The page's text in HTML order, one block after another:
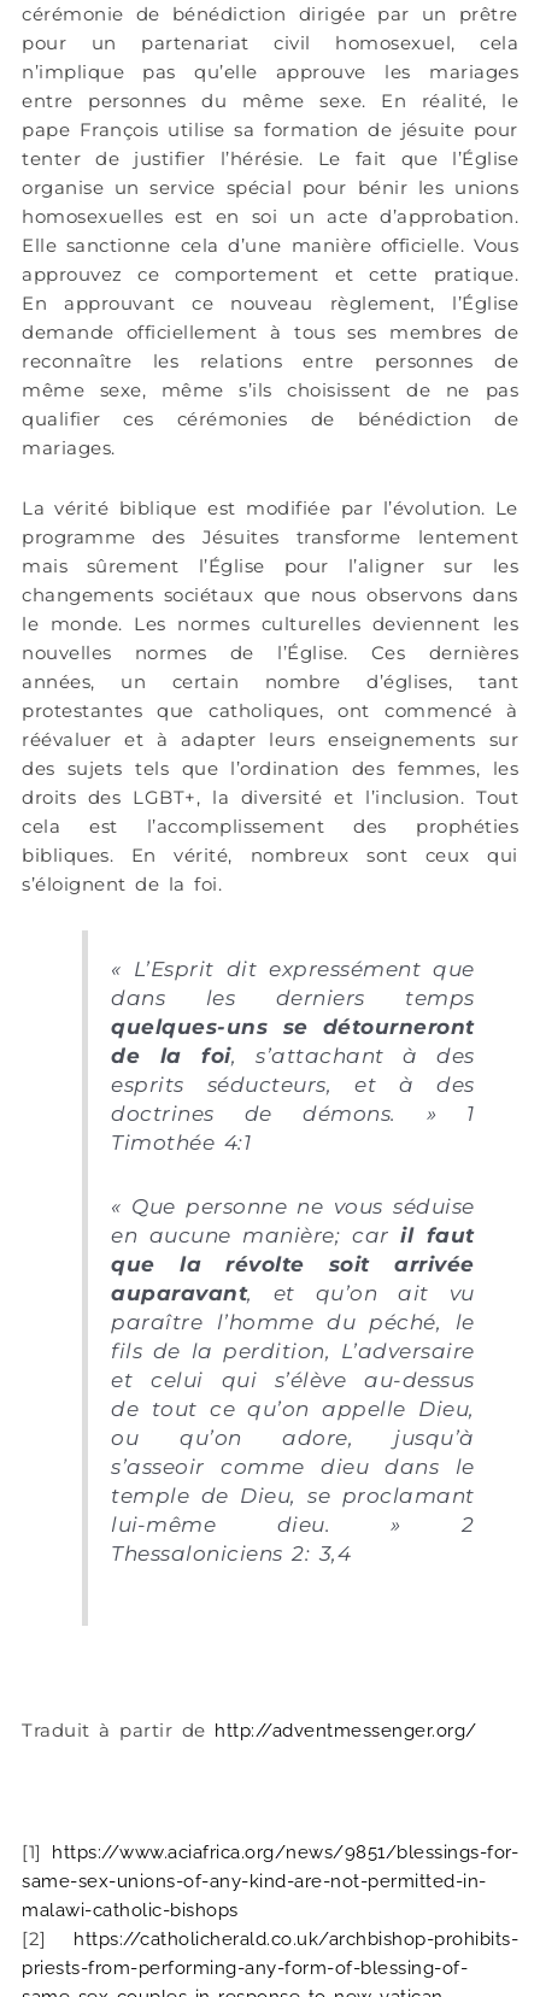
cérémonie de bénédiction dirigée par un prêtre
pour un partenariat civil homosexuel, cela
n’implique pas qu’elle approuve les mariages
entre personnes du même sexe. En réalité, le
pape François utilise sa formation de jésuite pour
tenter de justifier l’hérésie. Le fait que l’Église
organise un service spécial pour bénir les unions
homosexuelles est en soi un acte d’approbation.
Elle sanctionne cela d’une manière officielle. Vous
approuvez ce comportement et cette pratique.
En approuvant ce nouveau règlement, l’Église
demande officiellement à tous ses membres de
reconnaître les relations entre personnes de
même sexe, même s’ils choisissent de ne pas
qualifier ces cérémonies de bénédiction de
mariages.
La vérité biblique est modifiée par l’évolution. Le
programme des Jésuites transforme lentement
mais sûrement l’Église pour l’aligner sur les
changements sociétaux que nous observons dans
le monde. Les normes culturelles deviennent les
nouvelles normes de l’Église. Ces dernières
années, un certain nombre d’églises, tant
protestantes que catholiques, ont commencé à
réévaluer et à adapter leurs enseignements sur
des sujets tels que l’ordination des femmes, les
droits des LGBT+, la diversité et l’inclusion. Tout
cela est l’accomplissement des prophéties
bibliques. En vérité, nombreux sont ceux qui
s’éloignent de la foi.
« L’Esprit dit expressément que
dans les derniers temps
quelques-uns se détourneront
de la foi, s’attachant à des
esprits séducteurs, et à des
doctrines de démons. » 1
Timothée 4:1
« Que personne ne vous séduise
en aucune manière; caril faut
que la révolte soit arrivée
auparavant, et qu’on ait vu
paraître l’homme du péché, le
fils de la perdition, L’adversaire
et celui qui s’élève au-dessus
de tout ce qu’on appelle Dieu,
ou qu’on adore, jusqu’à
s’asseoir comme dieu dans le
temple de Dieu, se proclamant
lui-même dieu. » 2
Thessaloniciens 2: 3,4
Traduit à partir de http://adventmessenger.org/
[1] https://www.aciafrica.org/news/9851/blessings-for-
same-sex-unions-of-any-kind-are-not-permitted-in-
malawi-catholic-bishops
[2] https://catholicherald.co.uk/archbishop-prohibits-
priests-from-performing-any-form-of-blessing-of-